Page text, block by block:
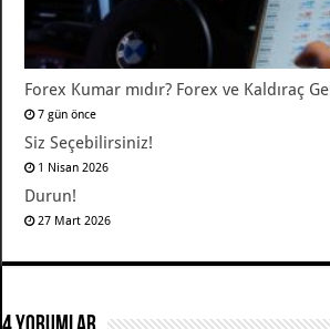
Forex Kumar mıdır? Forex ve Kaldıraç
7 gün önce
Siz Seçebilirsiniz!
1 Nisan 2026
Durun!
27 Mart 2026